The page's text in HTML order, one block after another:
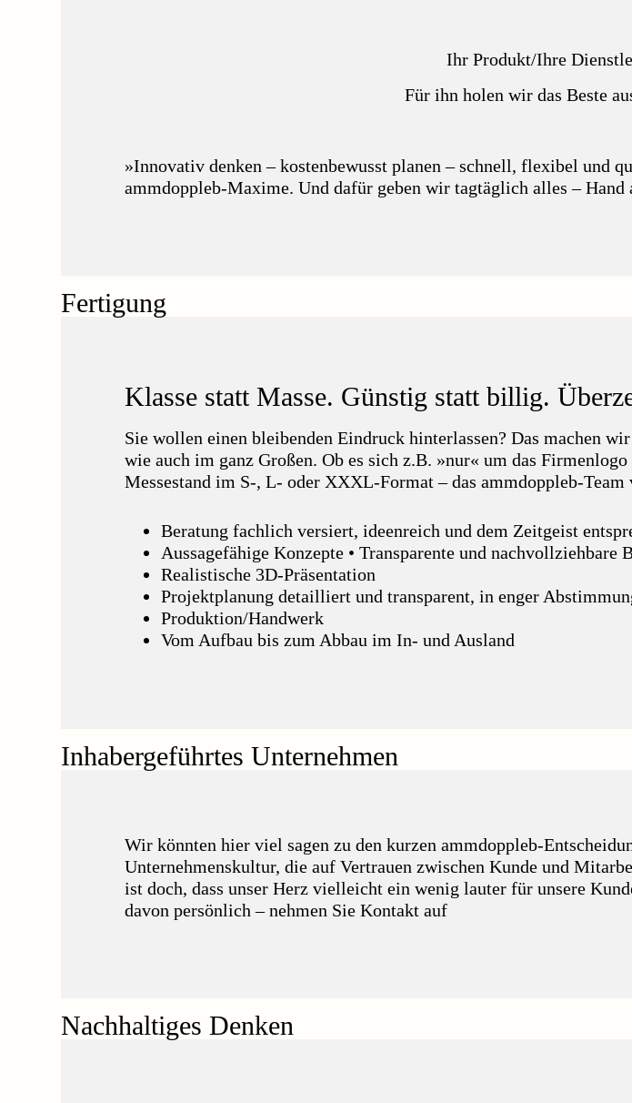
Ihr Produkt/Ihre
Für ihn holen wir das Beste
»Innovativ denken – kostenbewusst planen – schnell, flexibel und
ammdoppleb-Maxime. Und dafür geben wir tagtäglich alles – Hand
Fertigung
Klasse statt Masse. Günstig statt billig.
Sie wollen einen bleibenden Eindruck hinterlassen? Das machen
wie auch im ganz Großen. Ob es sich z.B. »nur« um das
Messestand im S-, L- oder XXXL-Format – das ammdoppleb-
Beratung fachlich versiert, ideenreich und dem Zeitgeist
Aussagefähige Konzepte • Transparente und nachvollziehbare
Realistische 3D-Präsentation
Projektplanung detailliert und transparent, in enger
Produktion/Handwerk
Vom Aufbau bis zum Abbau im In- und Ausland
Inhabergeführtes Unternehmen
Wir könnten hier viel sagen zu den kurzen ammdoppleb-
Unternehmenskultur, die auf Vertrauen zwischen Kunde und
ist doch, dass unser Herz vielleicht ein wenig lauter für unsere
davon persönlich – nehmen Sie Kontakt auf
Nachhaltiges Denken